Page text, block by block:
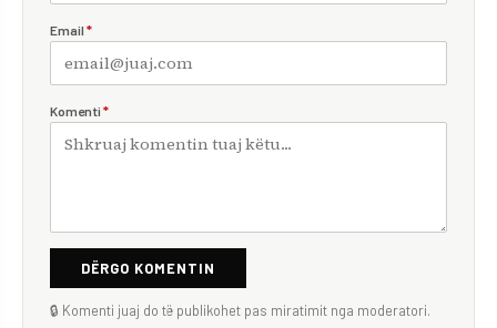
Email *
Komenti *
DËRGO KOMENTIN
🔒 Komenti juaj do të publikohet pas miratimit nga moderatori.